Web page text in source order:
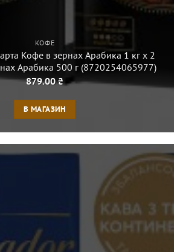
КОФЕ
Кофе в зернах Арабика 1 кг х 2
Арабика 500 г (8720254065977)
879.00₴
В МАГАЗИН